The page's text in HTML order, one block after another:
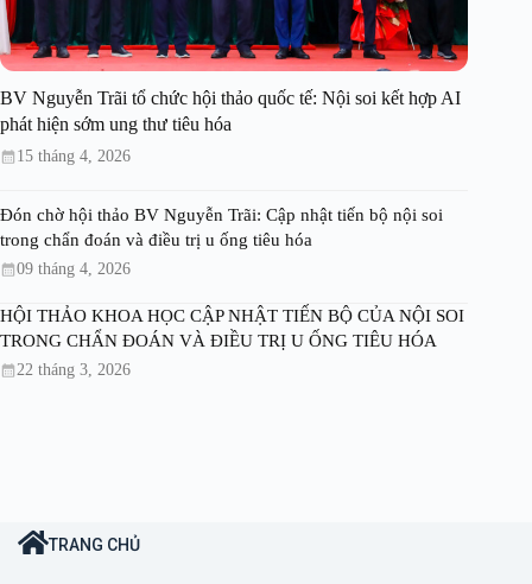
BV Nguyễn Trãi tổ chức hội thảo quốc tế: Nội soi kết hợp AI
phát hiện sớm ung thư tiêu hóa
15 tháng 4, 2026
Đón chờ hội thảo BV Nguyễn Trãi: Cập nhật tiến bộ nội soi
trong chẩn đoán và điều trị u ống tiêu hóa
09 tháng 4, 2026
HỘI THẢO KHOA HỌC CẬP NHẬT TIẾN BỘ CỦA NỘI SOI
TRONG CHẨN ĐOÁN VÀ ĐIỀU TRỊ U ỐNG TIÊU HÓA
22 tháng 3, 2026
TRANG CHỦ